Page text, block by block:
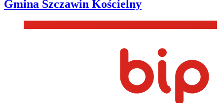
Gmina Szczawin Kościelny